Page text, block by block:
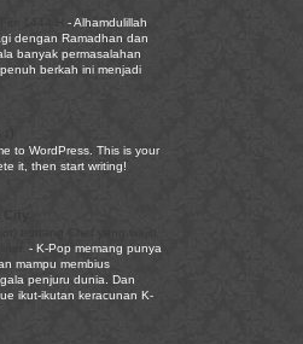
-Alhamdulillah
dengan Ramadhan dan
banyak permasalahan
berkah ini menjadi
to WordPress. This is your
it, then start writing!
- K-Pop memang punya
mampu membius
penjuru dunia. Dan
ikut-ikutan keracunan K-